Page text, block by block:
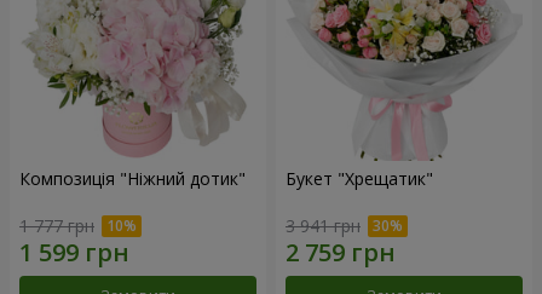
Композиція "Ніжний дотик"
1 777 грн
Букет "Хрещатик"
3 941 грн